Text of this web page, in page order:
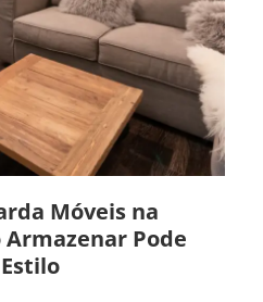
Móveis na
Armazenar Pode